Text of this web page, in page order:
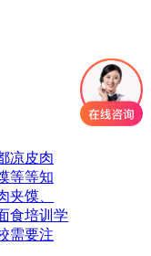
凉皮肉
等等知
夹馍、
食培训学
需要注